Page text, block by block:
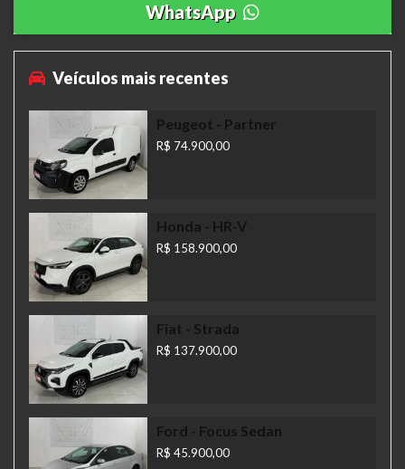
WhatsApp
Veículos mais recentes
Peugeot - Partner
R$ 74.900,00
Honda - HR-V
R$ 158.900,00
Fiat - Strada
R$ 137.900,00
Ford - Focus Sedan
R$ 45.900,00